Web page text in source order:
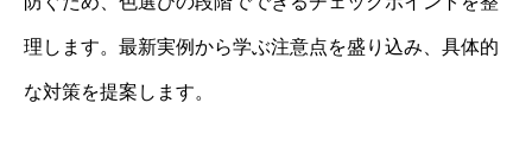
理します。最新実例から学ぶ注意点を盛り込み、具体的
な対策を提案します。